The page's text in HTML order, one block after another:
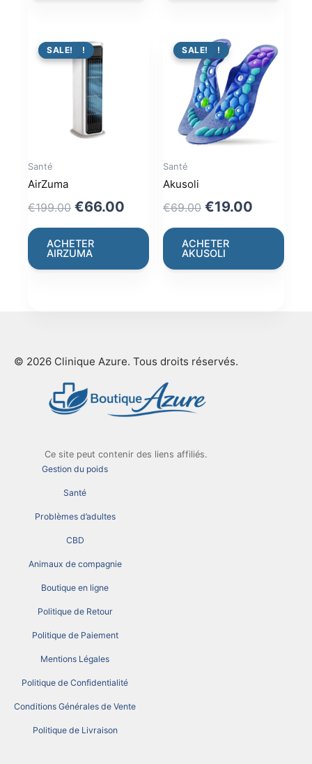
PROMO !
SALE!
Santé
AirZuma
€199.00 Original
price
was:
€199.00.
€66.00 Current
price
€66.00.
ACHETER
AIRZUMA
PROMO !
SALE!
Santé
Akusoli
€69.00 Original
price
was:
€69.00.
€19.00
price
€19.00.
ACHETER
AKUSOLI
© 2026 Clinique Azure. Tous droits réservés.
Ce site peut contenir des liens affiliés.
Gestion du poids
Santé
Problèmes d’adultes
CBD
Animaux de compagnie
Boutique en ligne
Politique de Retour
Politique de Paiement
Mentions Légales
Politique de Confidentialité
Conditions Générales de Vente
Politique de Livraison